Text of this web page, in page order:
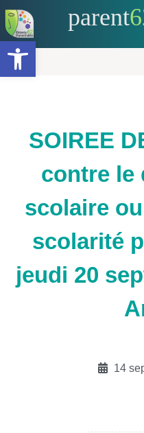
Ouvrir la barre d’outils
parent
SOIREE
contre le
scolaire
scolarité
jeudi 20
14